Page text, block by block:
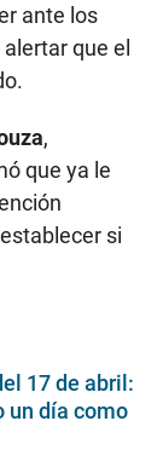
ante los
que el
,
que ya le
si
17 de abril:
un día como